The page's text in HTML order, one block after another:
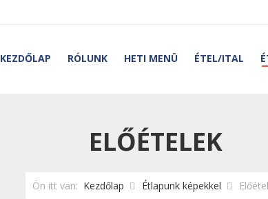
KEZDŐLAP RÓLUNK HETI MENÜ ÉTEL/ITAL
ELŐÉTELEK
Ön itt van: Kezdőlap Étlapunk képekkel